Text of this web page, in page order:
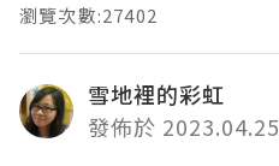
瀏覽次數:27402
雪地裡的彩虹
發佈於 2023.04.25